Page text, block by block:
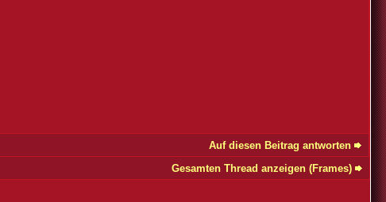
Auf diesen Beitrag antworten
Gesamten Thread anzeigen (Frames)